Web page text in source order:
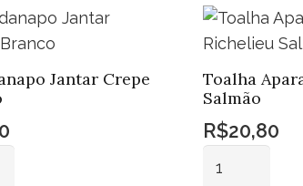
Jantar Crepe
Toalha
Salmão
R$20,80